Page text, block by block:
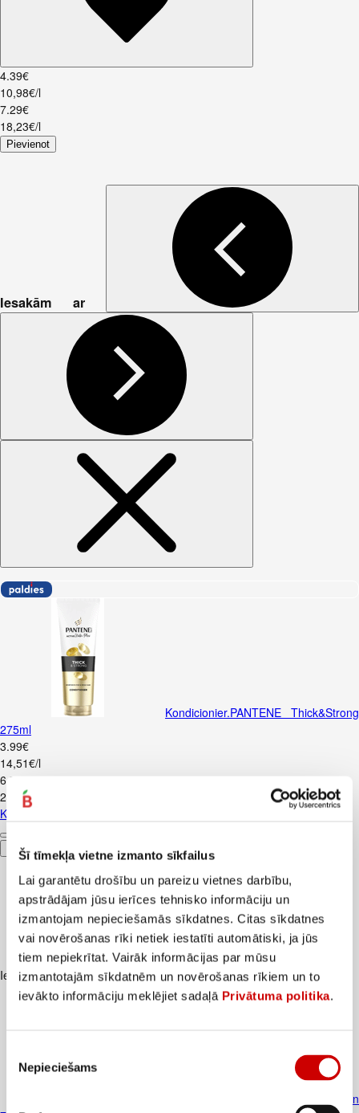
Šī tīmekļa vietne izmanto sīkfailus
Lai garantētu drošību un pareizu vietnes darbību,
apstrādājam jūsu ierīces tehnisko informāciju un
izmantojam nepieciešamās sīkdatnes. Citas sīkdatnes
vai novērošanas rīki netiek iestatīti automātiski, ja jūs
tiem nepiekrītat. Vairāk informācijas par mūsu
izmantotajām sīkdatnēm un novērošanas rīkiem un to
ievākto informāciju meklējiet sadaļā Privātuma politika.
izvēle
Nepieciešams
4.39€
10,98€/l
7.29€
18,23€/l
Pievienot
Iesakām ar
Kondicionier.PANTENE Thick&Strong
275ml
3.99€
14,51€/l
6 79
24,69€/l
Kondicionier.PANTENE Thick&Strong 275ml
Pievienot
Iesakām ar
Zobu pasta ELMEX Caries Protection